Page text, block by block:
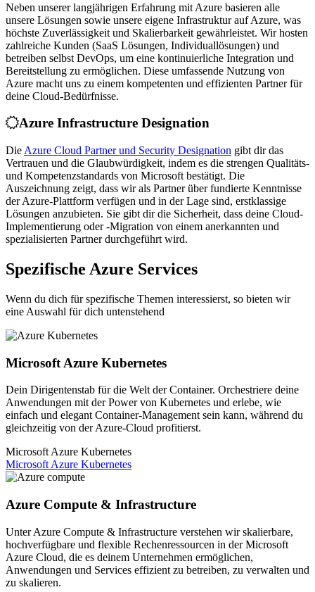
Neben unserer langjährigen Erfahrung mit Azure basieren alle
unsere Lösungen sowie unsere eigene Infrastruktur auf Azure, was
höchste Zuverlässigkeit und Skalierbarkeit gewährleistet. Wir hosten
zahlreiche Kunden (SaaS Lösungen, Individuallösungen) und
betreiben selbst DevOps, um eine kontinuierliche Integration und
Bereitstellung zu ermöglichen. Diese umfassende Nutzung von
Azure macht uns zu einem kompetenten und effizienten Partner für
deine Cloud-Bedürfnisse.
Azure Infrastructure Designation
Die Azure Cloud Partner und Security Designation gibt dir das
Vertrauen und die Glaubwürdigkeit, indem es die strengen Qualitäts-
und Kompetenzstandards von Microsoft bestätigt. Die
Auszeichnung zeigt, dass wir als Partner über fundierte Kenntnisse
der Azure-Plattform verfügen und in der Lage sind, erstklassige
Lösungen anzubieten. Sie gibt dir die Sicherheit, dass deine Cloud-
Implementierung oder -Migration von einem anerkannten und
spezialisierten Partner durchgeführt wird.
Spezifische Azure Services
Wenn du dich für spezifische Themen interessierst, so bieten wir
eine Auswahl für dich untenstehend
Microsoft Azure Kubernetes
Dein Dirigentenstab für die Welt der Container. Orchestriere deine
Anwendungen mit der Power von Kubernetes und erlebe, wie
einfach und elegant Container-Management sein kann, während du
gleichzeitig von der Azure-Cloud profitierst.
Microsoft Azure Kubernetes
Microsoft Azure Kubernetes
Azure Compute & Infrastructure
Unter Azure Compute & Infrastructure verstehen wir skalierbare,
hochverfügbare und flexible Rechenressourcen in der Microsoft
Azure Cloud, die es deinem Unternehmen ermöglichen,
Anwendungen und Services effizient zu betreiben, zu verwalten und
zu skalieren.